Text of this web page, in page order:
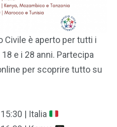
Civile è aperto per tutti i
e i 28 anni. Partecipa
per scoprire tutto su
| Italia